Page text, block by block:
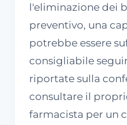
l'eliminazione dei
preventivo, una
potrebbe essere
consigliabile
riportate sulla
consultare il
farmacista per un